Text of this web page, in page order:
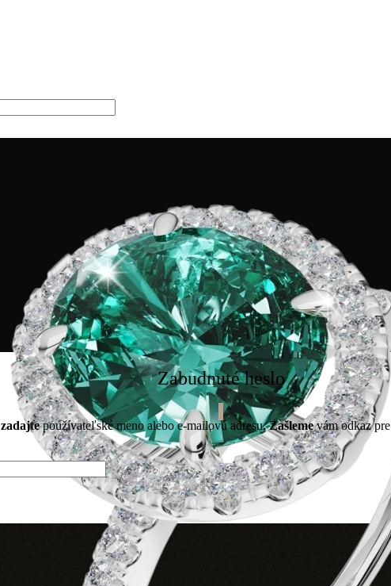
Zabudnuté heslo
zadajtepoužívateľské meno alebo e-mailovú adresu.Zašlemevám odkaz pre